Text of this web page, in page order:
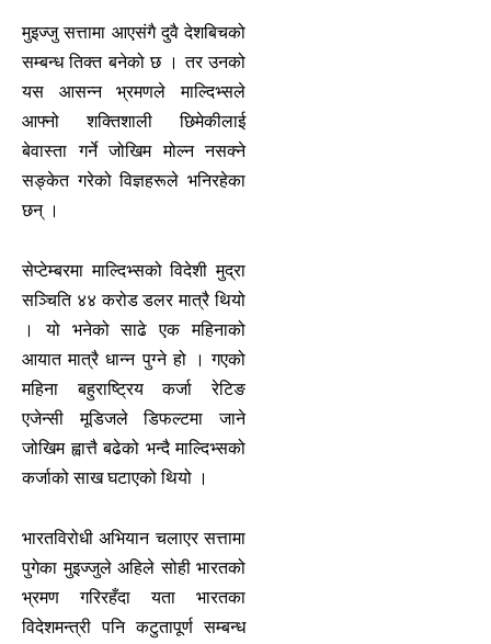
मुइज्जु सत्तामा आएसंगै दुवै देशबिचको
सम्बन्ध तिक्त बनेको छ । तर उनको
यस आसन्न भ्रमणले माल्दिभ्सले
आफ्नो शक्तिशाली छिमेकीलाई
बेवास्ता गर्ने जोखिम मोल्न नसक्ने
सङ्केत गरेको विज्ञहरूले भनिरहेका
छन् ।
सेप्टेम्बरमा माल्दिभ्सको विदेशी मुद्रा
सञ्चिति ४४ करोड डलर मात्रै थियो
। यो भनेको साढे एक महिनाको
आयात मात्रै धान्न पुग्ने हो । गएको
महिना बहुराष्ट्रिय कर्जा रेटिङ
एजेन्सी मूडिजले डिफल्टमा जाने
जोखिम ह्वात्तै बढेको भन्दै माल्दिभ्सको
कर्जाको साख घटाएको थियो ।
भारतविरोधी अभियान चलाएर सत्तामा
पुगेका मुइज्जुले अहिले सोही भारतको
भ्रमण गरिरहँदा यता भारतका
विदेशमन्त्री पनि कटुतापूर्ण सम्बन्ध